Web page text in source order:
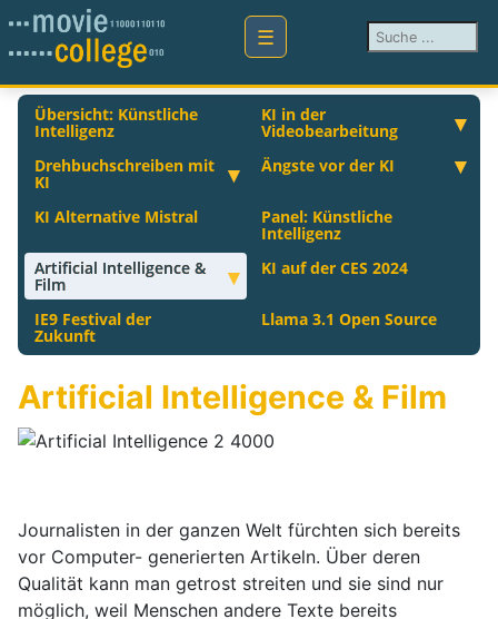
Suchen ...
Übersicht: Künstliche
Intelligenz
KI in der
Videobearbeitung
Drehbuchschreiben mit
KI
Ängste vor der KI
KI Alternative Mistral Panel: Künstliche
Intelligenz
Artificial Intelligence &
Film
KI auf der CES 2024
IE9 Festival der
Zukunft
Llama 3.1 Open Source
Artificial Intelligence & Film
Journalisten in der ganzen Welt fürchten sich bereits
vor Computer- generierten Artikeln. Über deren
Qualität kann man getrost streiten und sie sind nur
möglich, weil Menschen andere Texte bereits